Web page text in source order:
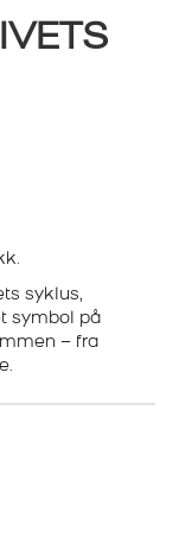
syklus,
symbol på
– fra